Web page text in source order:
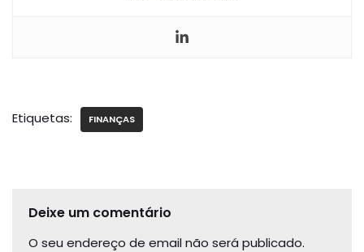
Etiquetas: FINANÇAS
Deixe um comentário
O seu endereço de email não será publicado.